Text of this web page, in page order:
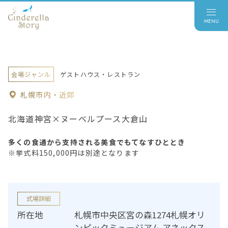
会場ジャンル ゲストハウス・レストラン
札幌市内・近郊
北海道神宮×ヌーベルプース大倉山
多くの食通から支持される美食でもてなすひととき
※挙式料150,000円は別途となります
式場詳細
所在地
札幌市中央区宮の森1274札幌オリ